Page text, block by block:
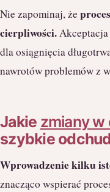
Nie zapominaj, że
cierpliwości.
dla osiągnięcia
nawrotów problemów z
Jakie zmiany w
szybkie
Wprowadzenie kilku
znacząco wspierać